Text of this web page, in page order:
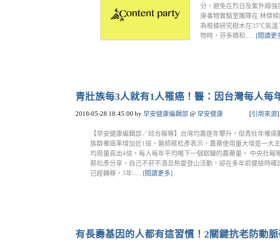
分，避免在烈日及紫外線
庚毒物實驗室團隊在 林傑
為根據研究樹木在35℃氣溫
物時，芬多精和...... [閱讀更
青壯族每3人就有1人罹癌！醫：因台灣每人每
2018-05-28 18:45:00 by 早安健康編輯部 @ 早安健康 [引用來源]
【早安健康編輯部／綜合報導】台灣均壽逐年攀升，但青壯年罹
族群罹癌率增加近1倍，醫師蔡松彥表示，農藥使用量大增是一大
均用量高出4倍，每人每年平均喝下一個鋁罐的農藥量。 中央社報
蔡松彥分享，自己不菸不酒且熱愛登山活動，卻在多年前健檢時確
已經轉移，5年...... [閱讀更多]
有長壽基因的人都有這習慣！2關鍵抗老防動